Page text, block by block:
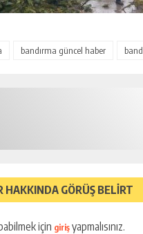
bandırma güncel haber
HAKKINDA GÖRÜŞ BELİRT
için giriş yapmalısınız.